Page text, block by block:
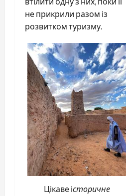
не прикрили разом із
розвитком туризму.
Цікаве історичне